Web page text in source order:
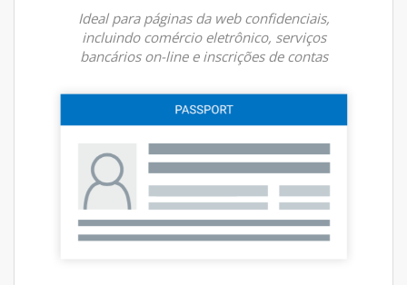
Ideal para páginas da web confidenciais,
incluindo comércio eletrônico, serviços
bancários on-line e inscrições de contas